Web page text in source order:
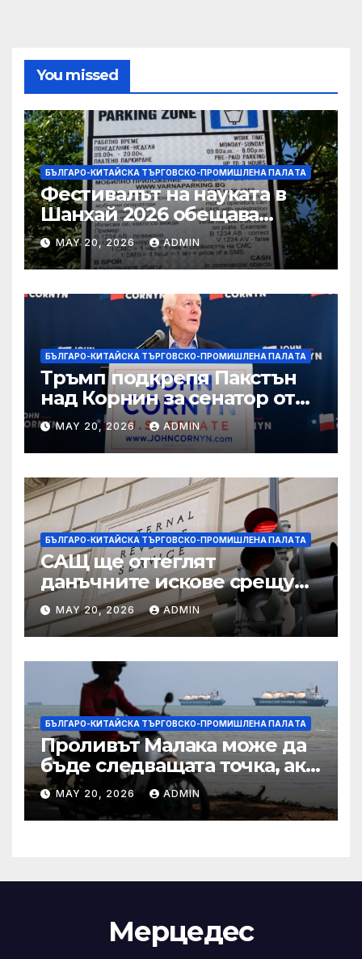
You missed
БЪЛГАРО-КИТАЙСКА ТЪРГОВСКО-ПРОМИШЛЕНА ПАЛAТА
Фестивалът на науката в
Шанхай 2026 обещава
вълнуващи научно-
технологични иновации
MAY 20, 2026 ADMIN
БЪЛГАРО-КИТАЙСКА ТЪРГОВСКО-ПРОМИШЛЕНА ПАЛAТА
Тръмп подкрепя Пакстън
над Корнин за сенатор от
Тексас в шокираща
подкрепа
MAY 20, 2026 ADMIN
БЪЛГАРО-КИТАЙСКА ТЪРГОВСКО-ПРОМИШЛЕНА ПАЛAТА
САЩ ще оттеглят
данъчните искове срещу
Тръмп „завинаги“ в
сделката за съдебно дело с
IRS
MAY 20, 2026 ADMIN
БЪЛГАРО-КИТАЙСКА ТЪРГОВСКО-ПРОМИШЛЕНА ПАЛAТА
Проливът Малака може да
бъде следващата точка, ако
Азия не внимава
MAY 20, 2026 ADMIN
Мерцедес